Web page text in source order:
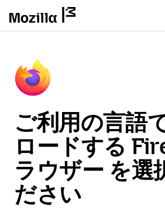
ご利用の言語
ロードする
ラウザー を選
ださい